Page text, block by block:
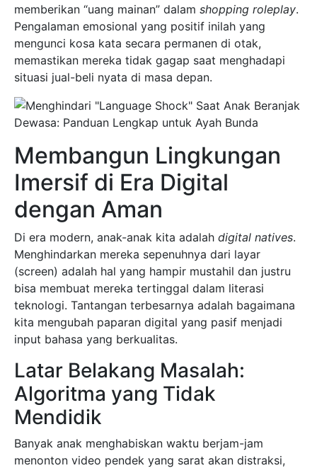
memberikan “uang mainan” dalam shopping roleplay.
Pengalaman emosional yang positif inilah yang
mengunci kosa kata secara permanen di otak,
memastikan mereka tidak gagap saat menghadapi
situasi jual-beli nyata di masa depan.
Membangun Lingkungan
Imersif di Era Digital
dengan Aman
Di era modern, anak-anak kita adalah digital natives.
Menghindarkan mereka sepenuhnya dari layar
(screen) adalah hal yang hampir mustahil dan justru
bisa membuat mereka tertinggal dalam literasi
teknologi. Tantangan terbesarnya adalah bagaimana
kita mengubah paparan digital yang pasif menjadi
input bahasa yang berkualitas.
Latar Belakang Masalah:
Algoritma yang Tidak
Mendidik
Banyak anak menghabiskan waktu berjam-jam
menonton video pendek yang sarat akan distraksi,